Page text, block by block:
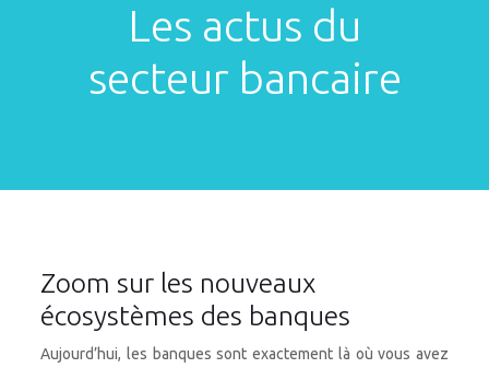
Les actus du
secteur bancaire
Zoom sur les nouveaux
écosystèmes des banques
Aujourd’hui, les banques sont exactement là où vous avez